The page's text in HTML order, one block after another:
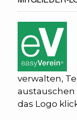
verwalten,
austauschen
das Logo